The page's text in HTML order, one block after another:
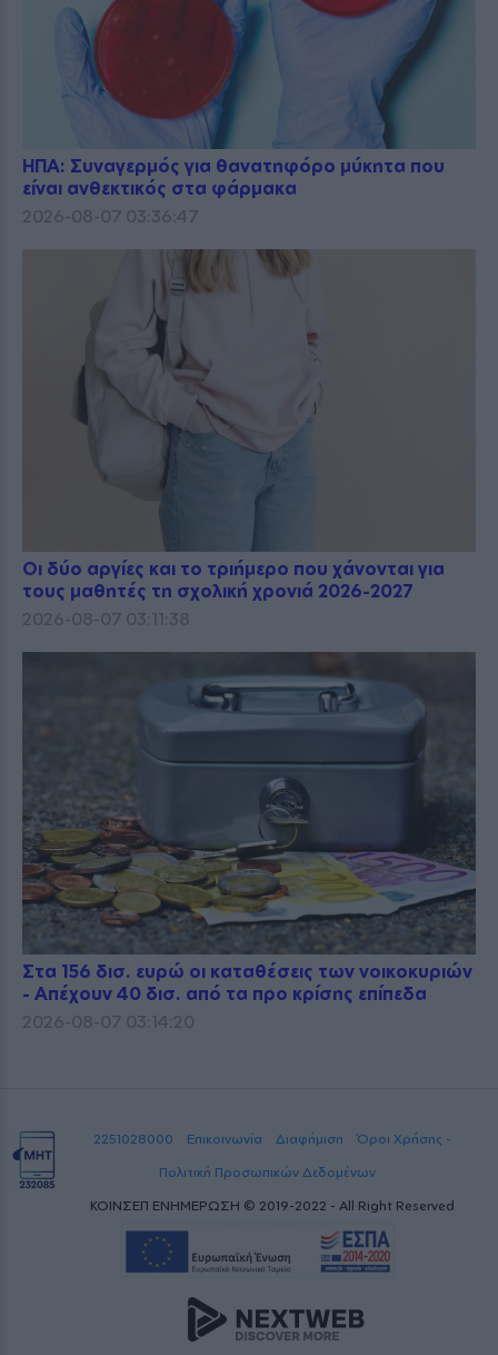
ΗΠΑ: Συναγερμός για θανατηφόρο μύκητα που
είναι ανθεκτικός στα φάρμακα
2026-08-07 03:36:47
Οι δύο αργίες και το τριήμερο που χάνονται για
τους μαθητές τη σχολική χρονιά 2026-2027
2026-08-07 03:11:38
Στα 156 δισ. ευρώ οι καταθέσεις των νοικοκυριών
- Απέχουν 40 δισ. από τα προ κρίσης επίπεδα
2026-08-07 03:14:20
2251028000 Επικοινωνία Διαφήμιση
Όροι Χρήσης -
Πολιτική Προσωπικών Δεδομένων
ΚΟΙΝΣΕΠ ΕΝΗΜΕΡΩΣΗ © 2019-2022 - All Right Reserved